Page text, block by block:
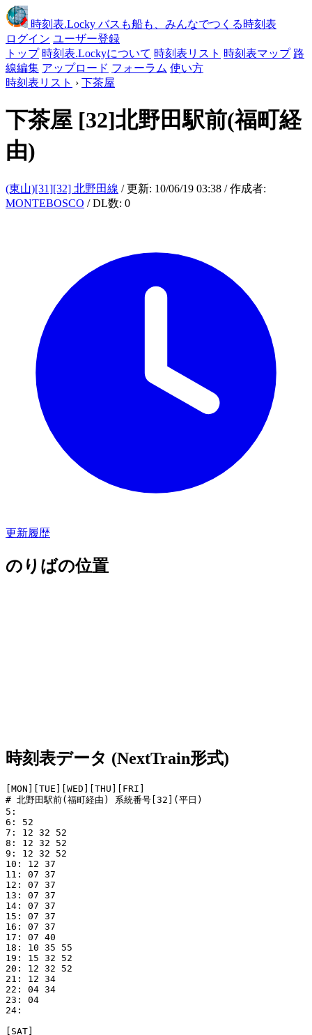
時刻表.Locky バスも船も、みんなでつくる時刻表
ログイン ユーザー登録
トップ 時刻表.Lockyについて 時刻表リスト 時刻表マップ 路
線編集 アップロード フォーラム 使い方
時刻表リスト › 下茶屋
下茶屋 [32]北野田駅前(福町経
由)
(東山)[31][32] 北野田線 / 更新: 10/06/19 03:38 / 作成者:
MONTEBOSCO / DL数: 0
更新履歴
のりばの位置
時刻表データ (NextTrain形式)
[MON][TUE][WED][THU][FRI]
# 北野田駅前(福町経由) 系統番号[32](平日)
5:
6: 52
7: 12 32 52
8: 12 32 52
9: 12 32 52
10: 12 37
11: 07 37
12: 07 37
13: 07 37
14: 07 37
15: 07 37
16: 07 37
17: 07 40
18: 10 35 55
19: 15 32 52
20: 12 32 52
21: 12 34
22: 04 34
23: 04
24:
[SAT]